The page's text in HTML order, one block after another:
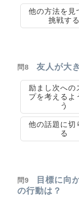
他の方法を見
挑戦する
問8 友人が大
励まし次への
プを考えるよ
う
他の話題に切
る
問9
目標に向
の行動は？